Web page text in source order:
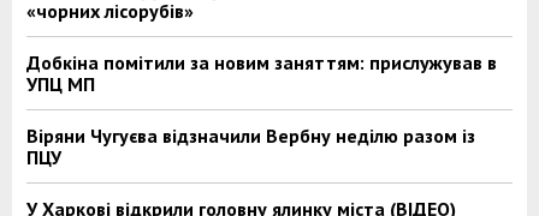
«чорних лісорубів»
Добкіна помітили за новим заняттям: прислужував в
УПЦ МП
Віряни Чугуєва відзначили Вербну неділю разом із
ПЦУ
У Харкові відкрили головну ялинку міста (ВІДЕО)